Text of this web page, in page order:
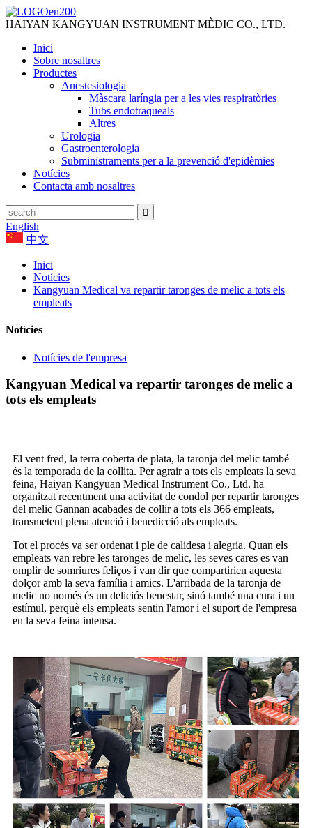
HAIYAN KANGYUAN INSTRUMENT MÈDIC CO., LTD.
Inici
Sobre nosaltres
Productes
Anestesiologia
Màscara laríngia per a les vies respiratòries
Tubs endotraqueals
Altres
Urologia
Gastroenterologia
Subministraments per a la prevenció d'epidèmies
Notícies
Contacta amb nosaltres
English
中文
Inici
Notícies
Kangyuan Medical va repartir taronges de melic a tots els
empleats
Notícies
Notícies de l'empresa
Kangyuan Medical va repartir taronges de melic a
tots els empleats
El vent fred, la terra coberta de plata, la taronja del melic també
és la temporada de la collita. Per agrair a tots els empleats la seva
feina, Haiyan Kangyuan Medical Instrument Co., Ltd. ha
organitzat recentment una activitat de condol per repartir taronges
del melic Gannan acabades de collir a tots els 366 empleats,
transmetent plena atenció i benedicció als empleats.
Tot el procés va ser ordenat i ple de calidesa i alegria. Quan els
empleats van rebre les taronges de melic, les seves cares es van
omplir de somriures feliços i van dir que compartirien aquesta
dolçor amb la seva família i amics. L'arribada de la taronja de
melic no només és un deliciós benestar, sinó també una cura i un
estímul, perquè els empleats sentin l'amor i el suport de l'empresa
en la seva feina intensa.